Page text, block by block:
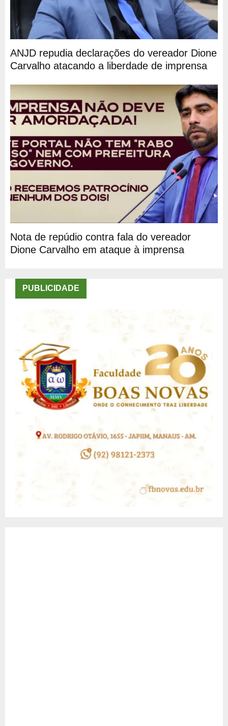
ANJD repudia declarações do vereador Dione
Carvalho atacando a liberdade de imprensa
Nota de repúdio contra fala do vereador
Dione Carvalho em ataque à imprensa
PUBLICIDADE